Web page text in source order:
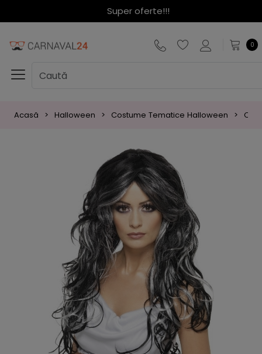
Super oferte!!!
0
Acasă Halloween Costume Tematice Halloween